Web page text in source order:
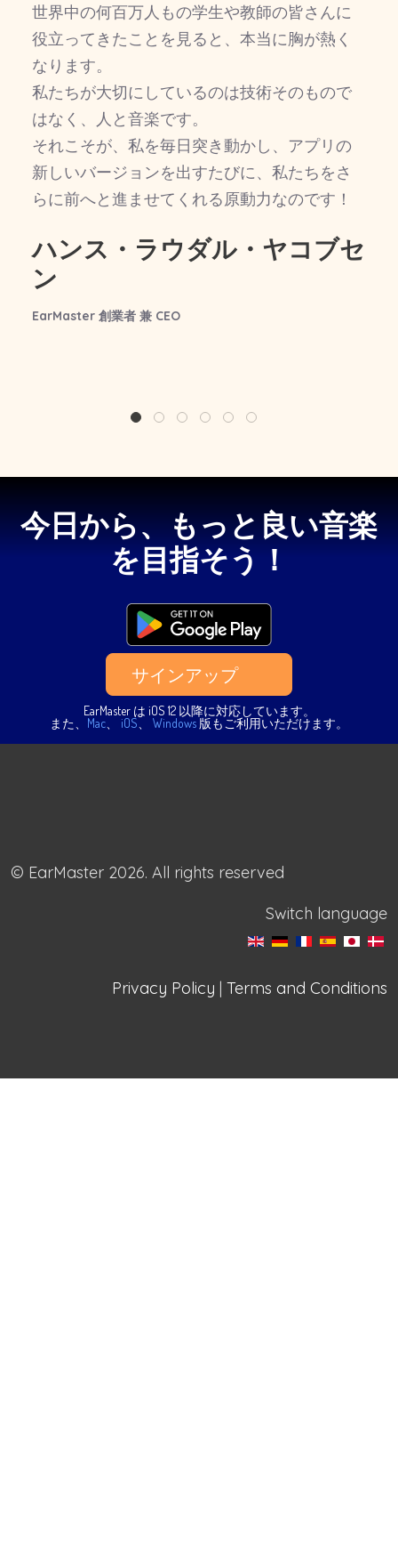
世界中の何百万人もの学生や教師の皆さんに
役立ってきたことを見ると、本当に胸が熱く
なります。
私たちが大切にしているのは技術そのもので
はなく、人と音楽です。
それこそが、私を毎日突き動かし、アプリの
新しいバージョンを出すたびに、私たちをさ
らに前へと進ませてくれる原動力なのです！
ハンス・ラウダル・ヤコブセ
ン
EarMaster 創業者 兼 CEO
1 2 3 4 5 6
今日から、もっと良い音楽
を目指そう！
サインアップ
EarMaster は iOS 12 以降に対応しています。
また、 Mac iOS Windows 版もご利用いただけます。
© EarMaster 2026. All rights reserved
Switch language
Privacy Policy | Terms and Conditions